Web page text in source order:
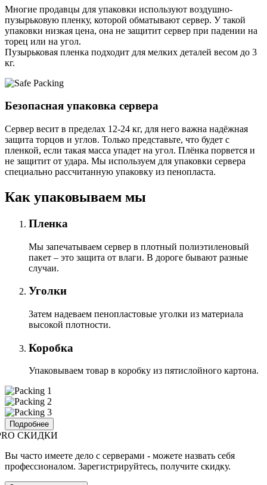
Многие продавцы для упаковки используют воздушно-
пузырьковую пленку, которой обматывают сервер. У такой
упаковки низкая цена, она не защитит сервер при падении на
торец или на угол.
Пузырьковая пленка подходит для мелких деталей весом до 3
кг.
Безопасная упаковка сервера
Сервер весит в пределах 12-24 кг, для него важна надёжная
защита торцов и углов. Только представьте, что будет с
пленкой, если такая масса упадет на угол. Плёнка порвется и
не защитит от удара. Мы используем для упаковки сервера
специально расcчитанную упаковку из пенопласта.
Как упаковываем мы
Пленка
Мы запечатываем сервер в плотный полиэтиленовый
пакет – это защита от влаги. В дороге бывают разные
случаи.
Уголки
Затем надеваем пенопластовые уголки из материала
высокой плотности.
Коробка
Упаковываем товар в коробку из пятислойного картона.
Подробнее
СКИДКИ
Вы часто имеете дело с серверами - можете назвать себя
профессионалом. Зарегистрируйтесь, получите скидку.